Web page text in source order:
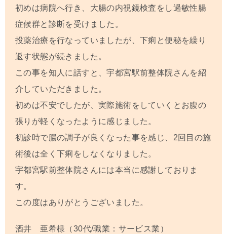
初めは病院へ行き、大腸の内視鏡検査をし過敏性腸
症候群と診断を受けました。
投薬治療を行なっていましたが、下痢と便秘を繰り
返す状態が続きました。
この事を知人に話すと、宇都宮駅前整体院 さんを紹
介していただきました。
初めは不安でしたが、実際施術をしていくとお腹の
張りが軽くなったように感じました。
初診時で腸の調子が良くなった事を感じ、 2回目の施
術後は全く下痢をしなくなりました。
宇都宮駅前整体院さんには本当に感謝しておりま
す。
この度はありがとうございました。
酒井 亜希様（30代/職業：サービス業）